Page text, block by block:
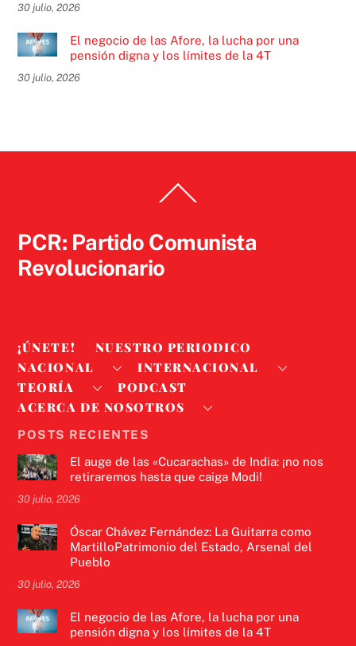
30 julio, 2026
El negocio de las Afore, la lucha por una
pensión digna y los límites de la 4T
30 julio, 2026
To
PCR: Partido Comunista
Revolucionario
¡ÚNETE!
NUESTRO PERIODICO
NACIONAL
INTERNACIONAL
TEORÍA
PODCAST
ACERCA DE NOSOTROS
POSTS RECIENTES
El auge de las «Cucarachas» de India: ¡no nos
retiraremos hasta que caiga Modi!
30 julio, 2026
Óscar Chávez Fernández: La Guitarra como
MartilloPatrimonio del Estado, Arsenal del
Pueblo
30 julio, 2026
El negocio de las Afore, la lucha por una
pensión digna y los límites de la 4T